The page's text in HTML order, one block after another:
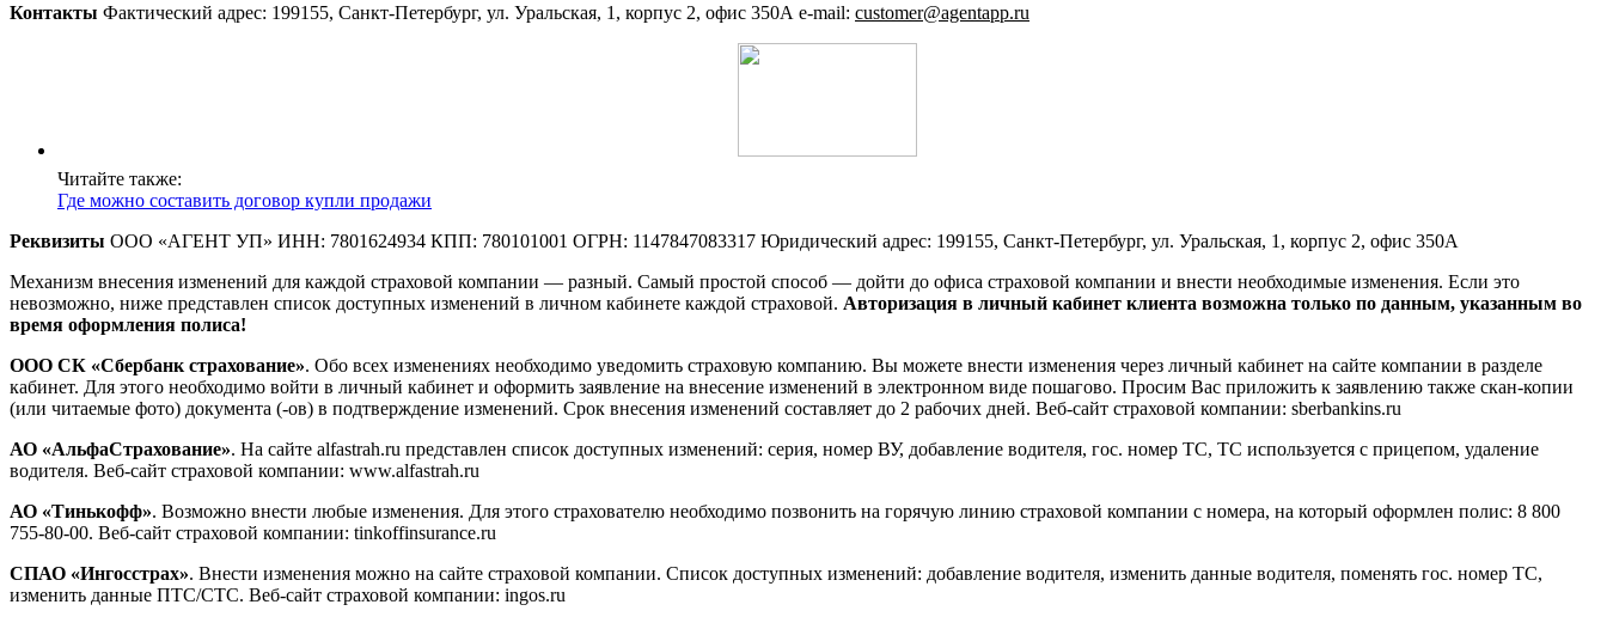
Контакты Фактический адрес: 199155, Санкт-Петербург, ул. Уральская, 1, корпус 2, офис 350А e-mail: customer@agentapp.ru
Читайте также:
Где можно составить договор купли продажи
Реквизиты ООО «АГЕНТ УП» ИНН: 7801624934 КПП: 780101001 ОГРН: 1147847083317 Юридический адрес: 199155, Санкт-Петербург, ул. Уральская, 1, корпус 2, офис 350А
Механизм внесения изменений для каждой страховой компании — разный. Самый простой способ — дойти до офиса страховой компании и внести необходимые изменения. Если это
невозможно, ниже представлен список доступных изменений в личном кабинете каждой страховой. Авторизация в личный кабинет клиента возможна только по данным, указанным во
время оформления полиса!
ООО СК «Сбербанк страхование». Обо всех изменениях необходимо уведомить страховую компанию. Вы можете внести изменения через личный кабинет на сайте компании в разделе
кабинет. Для этого необходимо войти в личный кабинет и оформить заявление на внесение изменений в электронном виде пошагово. Просим Вас приложить к заявлению также скан-копии
(или читаемые фото) документа (-ов) в подтверждение изменений. Срок внесения изменений составляет до 2 рабочих дней. Веб-сайт страховой компании: sberbankins.ru
АО «АльфаСтрахование». На сайте alfastrah.ru представлен список доступных изменений: серия, номер ВУ, добавление водителя, гос. номер ТС, ТС используется с прицепом, удаление
водителя. Веб-сайт страховой компании: www.alfastrah.ru
АО «Тинькофф». Возможно внести любые изменения. Для этого страхователю необходимо позвонить на горячую линию страховой компании с номера, на который оформлен полис: 8 800
755-80-00. Веб-сайт страховой компании: tinkoffinsurance.ru
СПАО «Ингосстрах». Внести изменения можно на сайте страховой компании. Список доступных изменений: добавление водителя, изменить данные водителя, поменять гос. номер ТС,
изменить данные ПТС/СТС. Веб-сайт страховой компании: ingos.ru